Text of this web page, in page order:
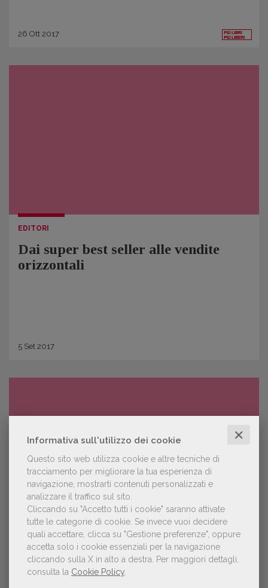
Informativa sull'utilizzo dei cookie ✕
Questo sito web utilizza cookie e altre tecniche di
tracciamento per migliorare la tua esperienza di
navigazione, mostrarti contenuti personalizzati e
analizzare il traffico sul sito.
Cliccando su "Accetto tutti i cookie" saranno attivate
tutte le categorie di cookie. Se invece vuoi decidere
quali accettare, clicca su "Gestione preferenze", oppure
accetta solo i cookie essenziali per la navigazione
cliccando sulla X in alto a destra.
Per maggiori dettagli,
consulta la Cookie Policy
26 Ott 2017
EDITORI
Dai super best seller alle vendite
orizzontali
5 Set 2017
MERCATO
Da Castelporziano ai reading. Come
cambia il mercato della poesia